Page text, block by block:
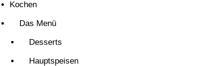
Kochen
Das Menü
Desserts
Hauptspeisen